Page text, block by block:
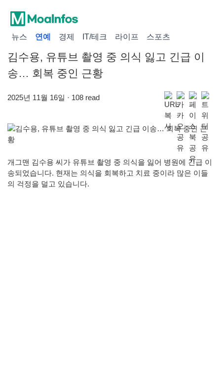
뉴스 연예 경제 IT/테크 라이프 스포츠
김수용, 유튜브 촬영 중 의식 잃고 긴급 이
송… 회복 중인 근황
2025년 11월 16일 · 108 read
개그맨 김수용 씨가 유튜브 촬영 중 의식을 잃어 병원에 긴급 이
송되었습니다. 현재는 의식을 회복하고 치료 중이라 많은 이들
의 걱정을 덜고 있습니다.